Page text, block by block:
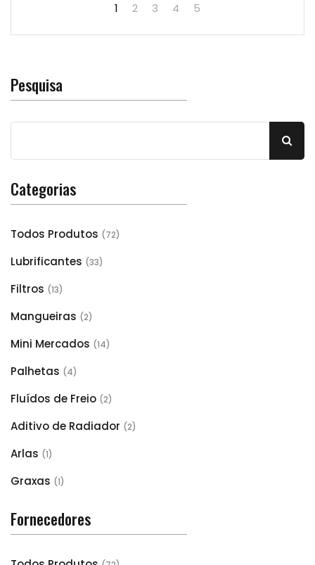
1 2 3 4 5
Pesquisa
Categorias
Todos Produtos (72)
Lubrificantes (33)
Filtros (13)
Mangueiras (2)
Mini Mercados (14)
Palhetas (4)
Fluídos de Freio (2)
Aditivo de Radiador (2)
Arlas (1)
Graxas (1)
Fornecedores